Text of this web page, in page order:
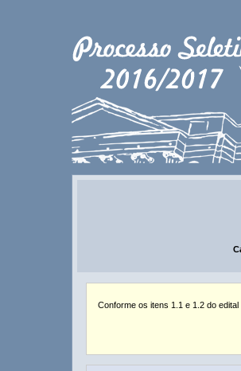
Conforme os itens 1.1 e 1.2 do edital